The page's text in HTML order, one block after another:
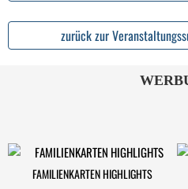
zurück zur
FAMILIENKARTEN HIGHLIGHTS